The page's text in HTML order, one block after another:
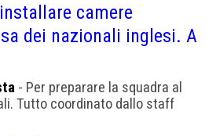
camere
dei nazionali inglesi. A
- Per preparare la squadra al
Tutto coordinato dallo staff